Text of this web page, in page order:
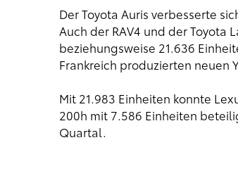
Der Toyota Auris verbesserte
Auch der RAV4 und der Toyota
beziehungsweise 21.636
Frankreich produzierten neuen
Mit 21.983 Einheiten konnte
200h mit 7.586 Einheiten
Quartal.